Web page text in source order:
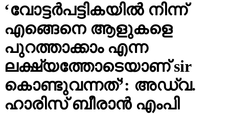
‘വോട്ടര്‍പട്ടികയില്‍ നിന്ന്
എങ്ങെനെ ആളുകളെ
പുറത്താക്കാം എന്ന
ലക്ഷ്യത്തോടെയാണ് sir
കൊണ്ടുവന്നത്’: അഡ്വ.
ഹാരിസ് ബീരാൻ എംപി